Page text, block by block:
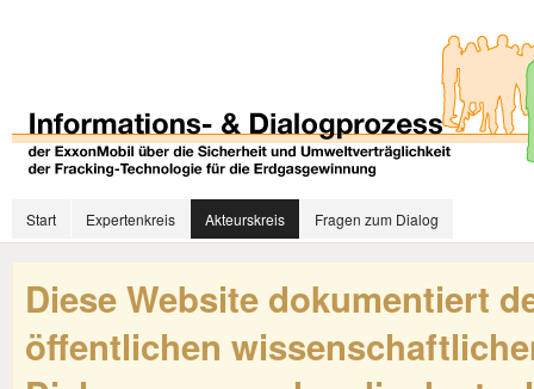
Start Expertenkreis Akteurskreis Fragen zum Dialog
Diese Website dokumentiert
öffentlichen